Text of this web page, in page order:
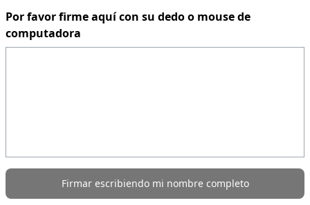
Por favor firme aquí con su dedo o mouse de
computadora
Firmar escribiendo mi nombre completo